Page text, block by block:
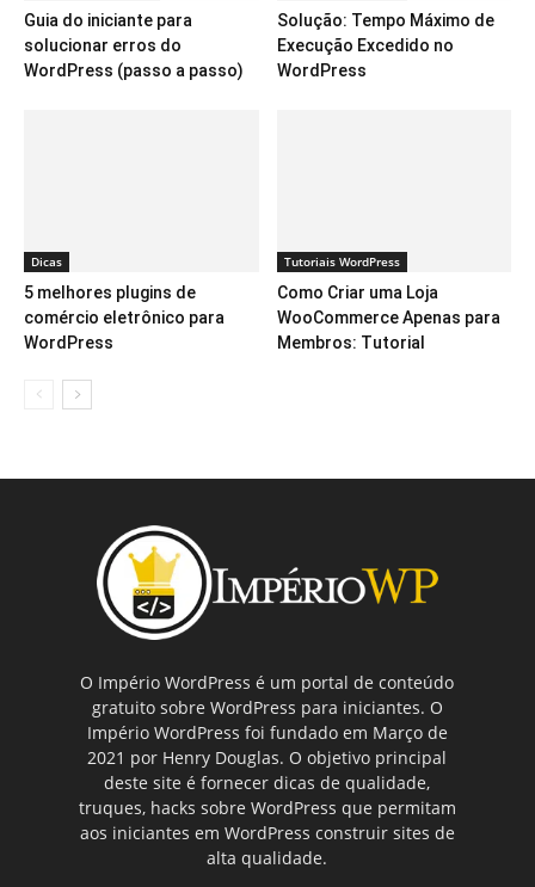
Guia do iniciante para
solucionar erros do
WordPress (passo a passo)
Solução: Tempo Máximo de
Execução Excedido no
WordPress
Dicas
5 melhores plugins de
comércio eletrônico para
WordPress
Tutoriais WordPress
Como Criar uma Loja
WooCommerce Apenas para
Membros: Tutorial
O Império WordPress é um portal de conteúdo
gratuito sobre WordPress para iniciantes. O
Império WordPress foi fundado em Março de
2021 por Henry Douglas. O objetivo principal
deste site é fornecer dicas de qualidade,
truques, hacks sobre WordPress que permitam
aos iniciantes em WordPress construir sites de
alta qualidade.